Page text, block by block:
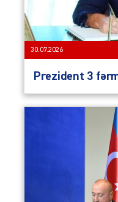
30.07.2026
Prezident 3